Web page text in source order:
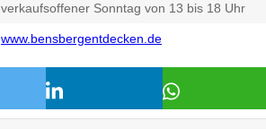
verkaufsoffener Sonntag von 13 bis 18 Uhr
www.bensbergentdecken.de